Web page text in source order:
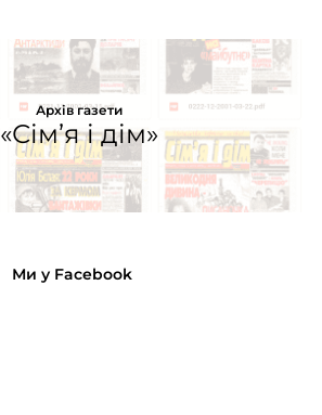
Архів газети
«Сім’я і дім»
Ми у Facebook